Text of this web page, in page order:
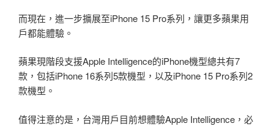
而現在，進一步擴展至iPhone 15 Pro系列，讓更多蘋果用
戶都能體驗。
蘋果現階段支援Apple Intelligence的iPhone機型總共有7
款，包括iPhone 16系列5款機型，以及iPhone 15 Pro系列2
款機型。
值得注意的是，台灣用戶目前想體驗Apple Intelligence，必